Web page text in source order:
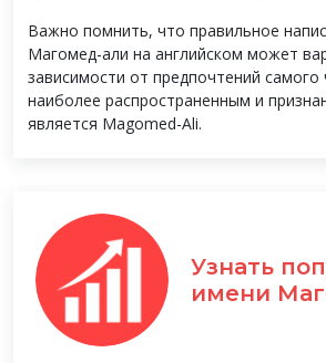
Важно помнить, что правильное
Магомед-али на английском может
зависимости от предпочтений самого
наиболее распространенным и
является Magomed-Ali.
Узнать
имени